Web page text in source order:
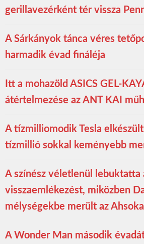
gerillavezérként tér vissza
A Sárkányok tánca véres
harmadik évad fináléja
Itt a mohazöld ASICS GEL-
átértelmezése az ANT KAI
A tízmilliomodik Tesla
tízmillió sokkal keményebb
A színész véletlenül lebuktatta
visszaemlékezést, miközben
mélységekbe merült az
A Wonder Man második